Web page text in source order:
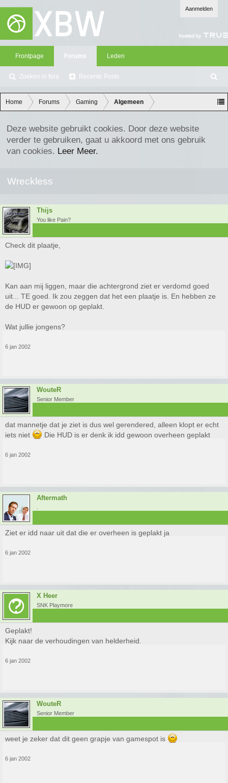
Aanmelden
Frontpage Forums
Zoeken in fora Recente Posts
Leden
oe
ke
n
Home Forums Gaming Algemeen
Deze website gebruikt cookies. Door deze website
verder te gebruiken, gaat u akkoord met ons gebruik
van cookies. Leer Meer.
Wreckless
Thijs
You like Pain?
Check dit plaatje,
Kan aan mij liggen, maar die achtergrond ziet er verdomd goed
uit... TE goed. Ik zou zeggen dat het een plaatje is. En hebben ze
de HUD er gewoon op geplakt.
Wat jullie jongens?
6 jan 2002
WouteR
Senior Member
dat mannetje dat je ziet is dus wel gerendered, alleen klopt er echt
iets niet
Die HUD is er denk ik idd gewoon overheen geplakt
6 jan 2002
Aftermath
Ziet er idd naar uit dat die er overheen is geplakt ja
6 jan 2002
X Heer
SNK Playmore
Geplakt!
Kijk naar de verhoudingen van helderheid.
6 jan 2002
WouteR
Senior Member
weet je zeker dat dit geen grapje van gamespot is
6 jan 2002